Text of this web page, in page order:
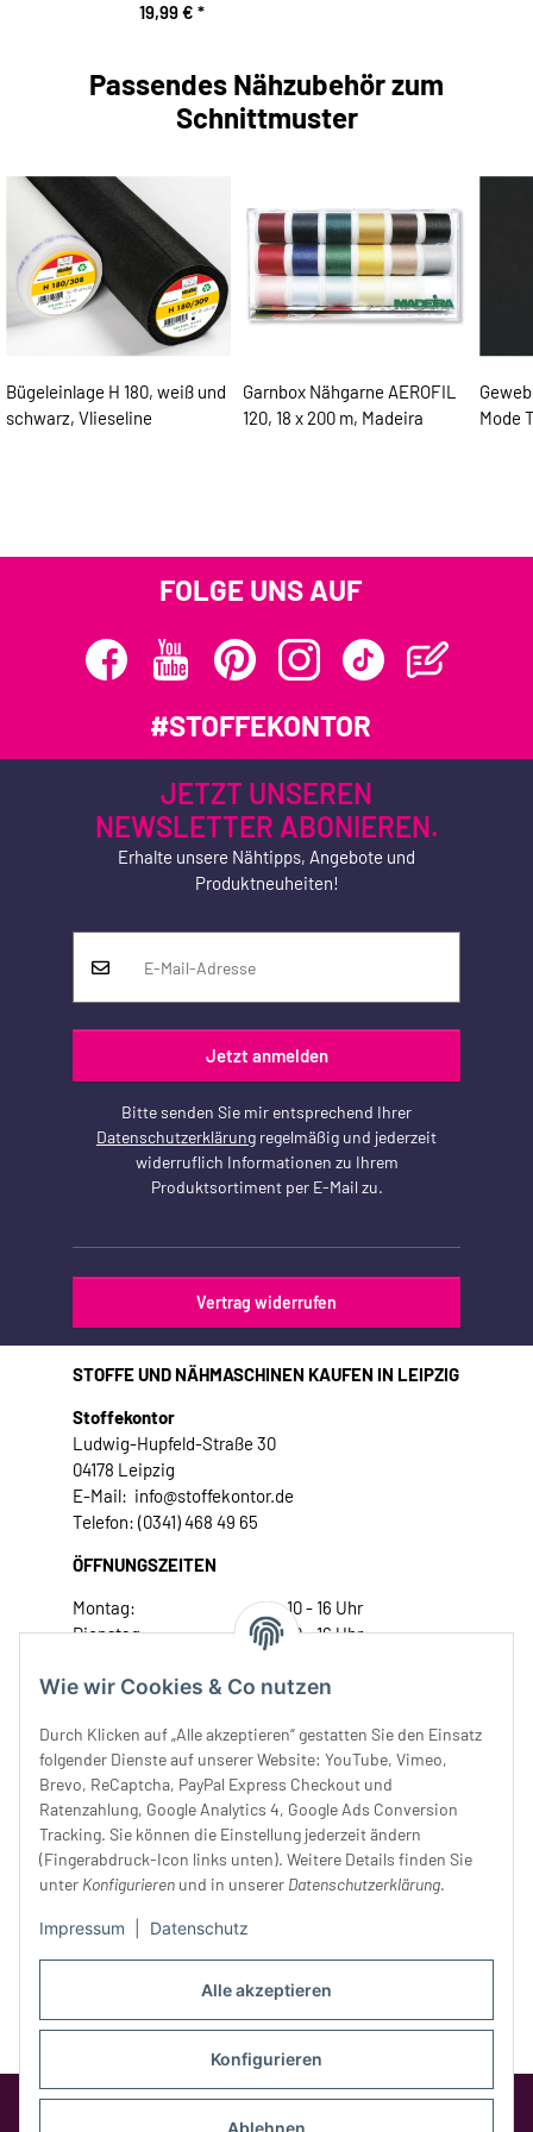
Alle akzeptieren
Konfigurieren
Wie wir Cookies & Co nutzen
Durch Klicken auf „Alle akzeptieren“ gestatten Sie den Einsatz
folgender Dienste auf unserer Website: YouTube, Vimeo,
Brevo, ReCaptcha, PayPal Express Checkout und
Ratenzahlung, Google Analytics 4, Google Ads Conversion
Tracking. Sie können die Einstellung jederzeit ändern
(Fingerabdruck-Icon links unten). Weitere Details finden Sie
unter Konfigurieren und in unserer Datenschutzerklärung.
Impressum Datenschutz
19,99 € *
Passendes Nähzubehör zum
Schnittmuster
Bügeleinlage H 180, weiß und
schwarz, Vlieseline
Garnbox Nähgarne AEROFIL
120, 18 x 200 m, Madeira
Mode
FOLGE UNS AUF
#STOFFEKONTOR
JETZT UNSEREN
NEWSLETTER ABONIEREN.
Erhalte unsere Nähtipps, Angebote und
Produktneuheiten!
Jetzt anmelden
Bitte senden Sie mir entsprechend Ihrer
Datenschutzerklärung regelmäßig und jederzeit
widerruflich Informationen zu Ihrem
Produktsortiment per E-Mail zu.
Vertrag widerrufen
STOFFE UND NÄHMASCHINEN KAUFEN IN LEIPZIG
Stoffekontor
Ludwig-Hupfeld-Straße 30
04178 Leipzig
E-Mail: info@stoffekontor.de
Telefon: (0341) 468 49 65
ÖFFNUNGSZEITEN
Montag:
10 - 16 Uhr
Dienstag:
10 - 16 Uhr
Donnerstag:
10 - 18 Uhr
Samstag:
10 - 14 Uhr
Unser Service
Rechtliches
Google Analytics deaktivierenStatus: